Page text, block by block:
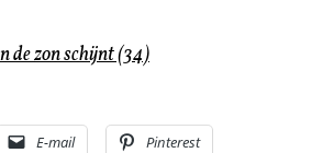
de zon schijnt (34)
E-mail Pinterest